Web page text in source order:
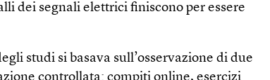
dei segnali elettrici finiscono per essere
studi si basava sull’osservazione di due
controllata: compiti online, esercizi